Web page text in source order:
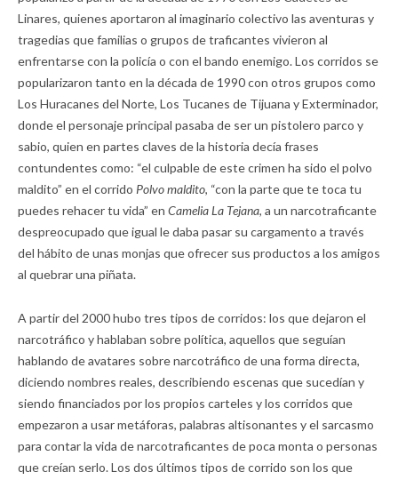
Linares, quienes aportaron al imaginario colectivo las aventuras y
tragedias que familias o grupos de traficantes vivieron al
enfrentarse con la policía o con el bando enemigo. Los corridos se
popularizaron tanto en la década de 1990 con otros grupos como
Los Huracanes del Norte, Los Tucanes de Tijuana y Exterminador,
donde el personaje principal pasaba de ser un pistolero parco y
sabio, quien en partes claves de la historia decía frases
contundentes como: “el culpable de este crimen ha sido el polvo
maldito” en el corrido Polvo maldito, “con la parte que te toca tu
puedes rehacer tu vida” en Camelia La Tejana, a un narcotraficante
despreocupado que igual le daba pasar su cargamento a través
del hábito de unas monjas que ofrecer sus productos a los amigos
al quebrar una piñata.
A partir del 2000 hubo tres tipos de corridos: los que dejaron el
narcotráfico y hablaban sobre política, aquellos que seguían
hablando de avatares sobre narcotráfico de una forma directa,
diciendo nombres reales, describiendo escenas que sucedían y
siendo financiados por los propios carteles y los corridos que
empezaron a usar metáforas, palabras altisonantes y el sarcasmo
para contar la vida de narcotraficantes de poca monta o personas
que creían serlo. Los dos últimos tipos de corrido son los que